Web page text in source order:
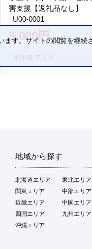
害支援【返礼品なし】
_U00-0001
5,000円
地域から探す
北海道エリア
東北エリア
関東エリア
中部エリア
近畿エリア
中国エリア
四国エリア
九州エリア
沖縄エリア
す。サイトの閲覧を継